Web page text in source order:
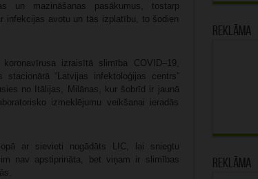
un mazināšanas pasākumus, tostarp
infekcijas avotu un tās izplatību, to šodien
izraisītā slimība COVID–19,
“Latvijas infektoloģijas centrs”
no Itālijas, Milānas, kur šobrīd ir jaunā
izmeklējumu veikšanai ieradās
ar sievieti nogādāts LIC, lai sniegtu
nav apstiprināta, bet viņam ir slimības
Reklāma
Reklāma